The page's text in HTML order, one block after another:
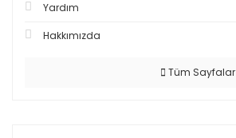
Yardım
Hakkımızda
Tüm Sayfalar